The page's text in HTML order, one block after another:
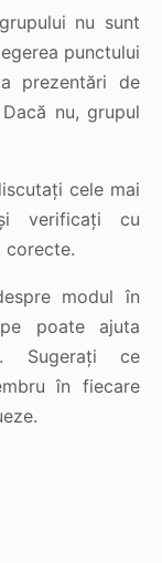
nu sunt
punctului
prezentări de
nu, grupul
cele mai
verificați cu
corecte.
modul în
poate ajuta
Sugerați ce
în fiecare